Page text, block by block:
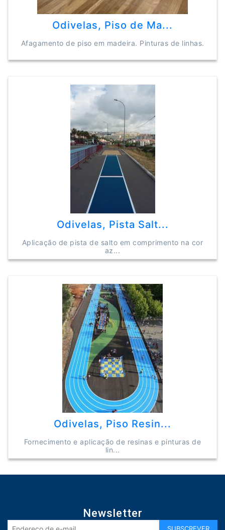
Odivelas, Piso de Ma...
Afagamento de piso em madeira. Pinturas de linhas.
Odivelas, Pista Salt...
Aplicação de pista de salto em comprimento na cor
az...
Odivelas, Piso Resin...
Fornecimento e aplicação de resinas e pinturas de
lin...
Newsletter